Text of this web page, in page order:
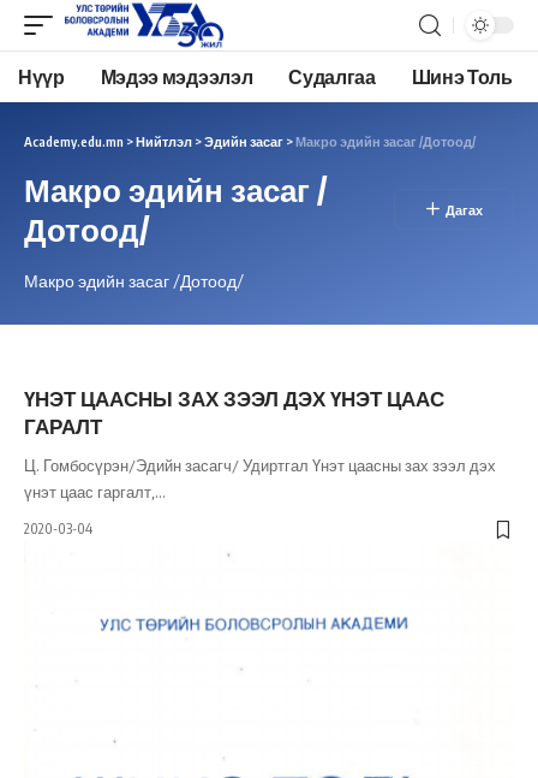
Нүүр Мэдээ мэдээлэл Судалгаа Шинэ Толь
Academy.edu.mn >Нийтлэл >Эдийн засаг >Макро эдийн засаг /Дотоод/
Макро эдийн засаг /
Дотоод/
Макро эдийн засаг /Дотоод/
ҮНЭТ ЦААСНЫ ЗАХ ЗЭЭЛ ДЭХ ҮНЭТ ЦААС
ГАРАЛТ
Ц. Гомбосүрэн/Эдийн засагч/ Удиртгал Үнэт цаасны зах зээл дэх
үнэт цаас гаргалт, …
2020-03-04